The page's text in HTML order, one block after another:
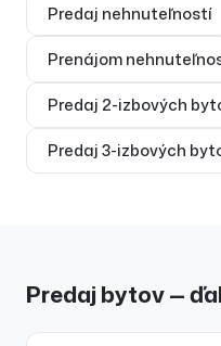
Predaj nehnuteľností
Prenájom
Predaj 2-izbových
Predaj3-izbových
Predaj bytov —